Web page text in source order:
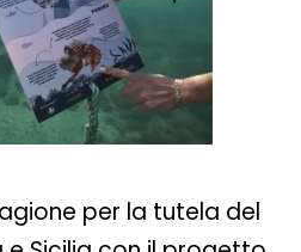
per la tutela del